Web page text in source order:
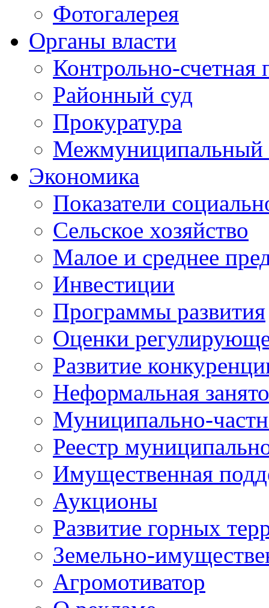
Фотогалерея
Органы власти
Контрольно-счетная
Районный суд
Прокуратура
Межмуниципальный
Экономика
Показатели
Сельское хозяйство
Малое и среднее
Инвестиции
Программы развития
Оценки
Развитие
Неформальная
Муниципально-
Реестр
Имущественная
Аукционы
Развитие горных
Земельно-
Агромотиватор